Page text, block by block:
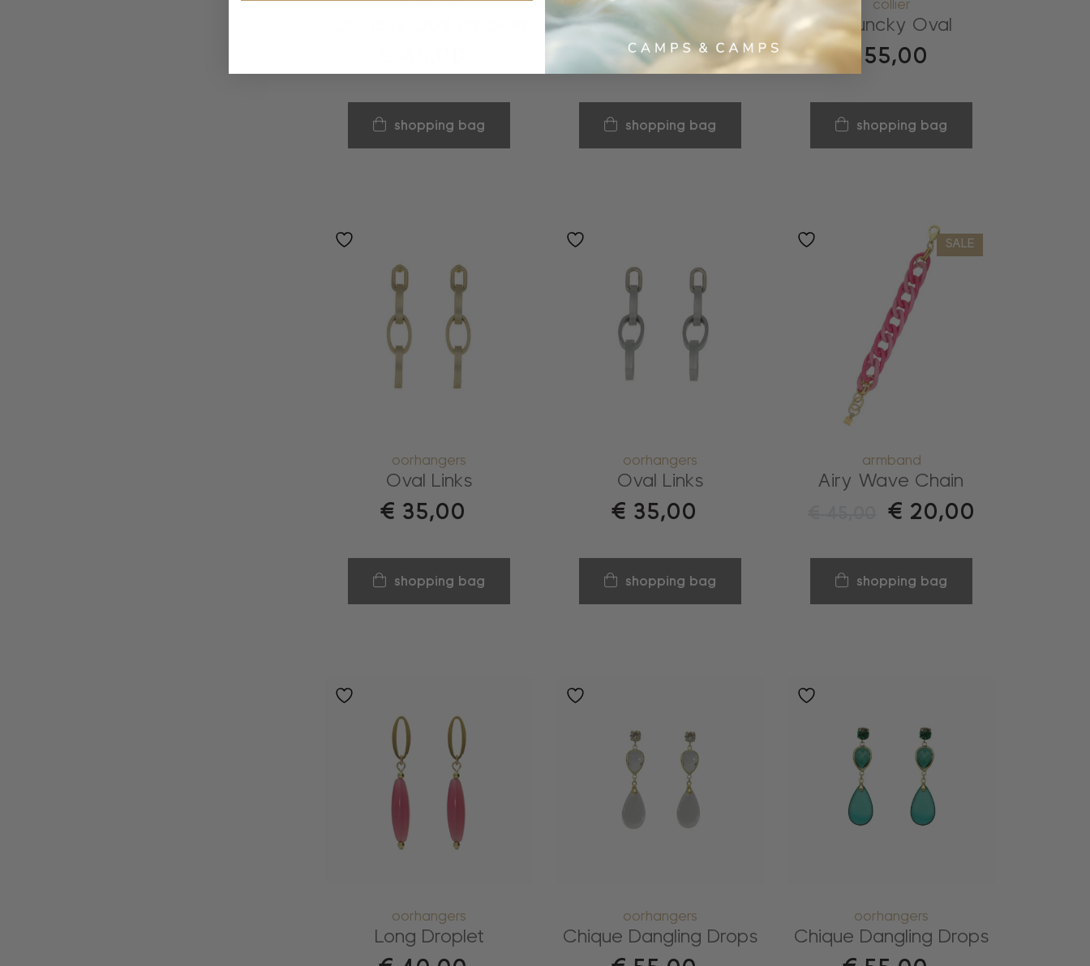
armband
shopping bag
collier
Oval Aluminium Link
50,00
shopping bag
collier
Chuncky Oval
€55,00
shopping bag
oorhangers
Oval Links
€ 35,00
shopping bag
oorhangers
Oval Links
€ 35,00
shopping bag
SALE
armband
Airy Wave Chain
€ 20,00
shopping bag
oorhangers
Long Droplet
oorhangers
Chique Dangling Drops
oorhangers
Chique Dangling Drops